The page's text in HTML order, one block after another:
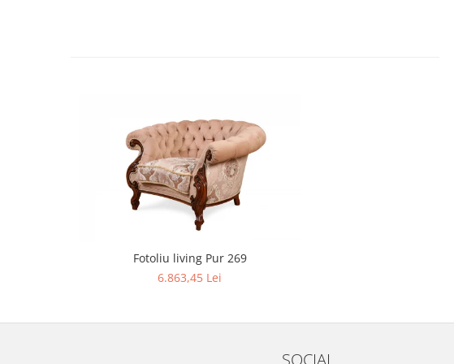
Fotoliu living Pur 269
6.863,45 Lei
SOCIAL